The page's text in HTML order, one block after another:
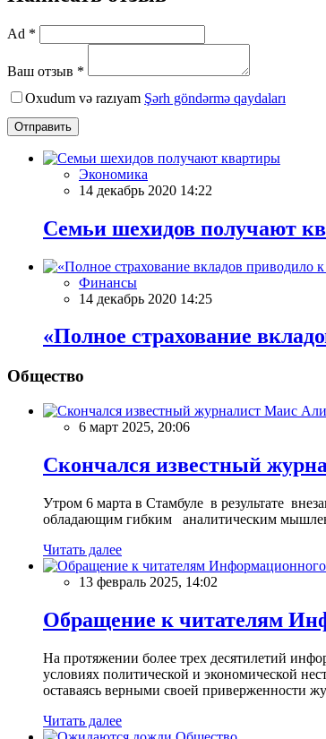
Ad *
Ваш отзыв *
Oxudum və razıyam Şərh göndərmə qaydaları
Отправить
Экономика
14 декабрь 2020 14:22
Семьи шехидов получают
Финансы
14 декабрь 2020 14:25
«Полное страхование
Общество
6 март 2025, 20:06
Скончался известный
Утром 6 марта в Стамбуле в результате
обладающим гибким аналитическим
Читать далее
13 февраль 2025, 14:02
Обращение к читателям
На протяжении более трех десятилетий
условиях политической и экономической
оставаясь верными своей приверженности
Читать далее